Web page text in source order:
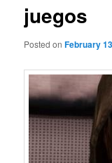
juegos
Posted onFebruary